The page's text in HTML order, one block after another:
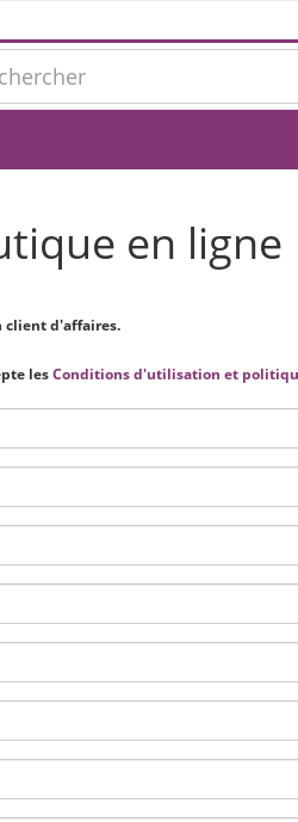
en ligne
client d'affaires.
lesConditions d'utilisation et